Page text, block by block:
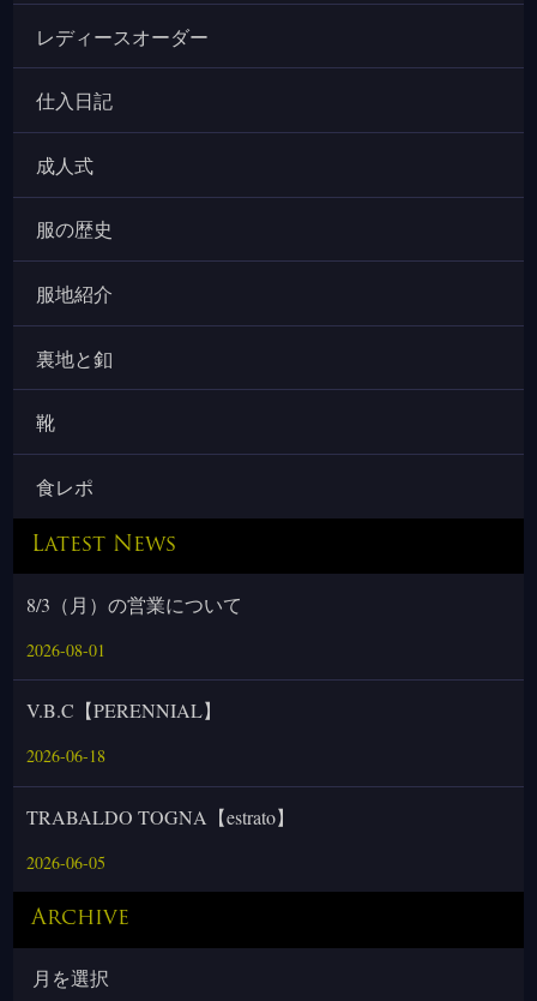
レディースオーダー
仕入日記
成人式
服の歴史
服地紹介
裏地と釦
靴
食レポ
Latest News
8/3（月）の営業について
2026-08-01
V.B.C【PERENNIAL】
2026-06-18
TRABALDO TOGNA【estrato】
2026-06-05
Archive